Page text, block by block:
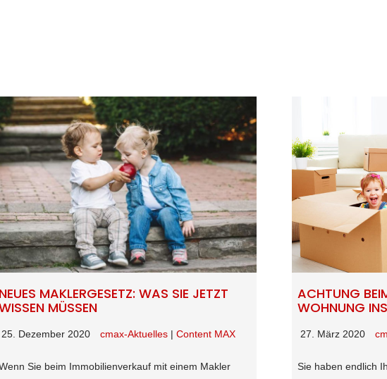
NEUES MAKLERGESETZ: WAS SIE JETZT
MÜSSEN
25. Dezember 2020 cmax-Aktuelles |Content MAX
Sie beim Immobilienverkauf mit einem Makler
ACHTUNG
WOHNUNG
27. März 2020
Sie haben endlich